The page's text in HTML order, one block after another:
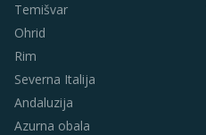
Temišvar
Ohrid
Rim
Severna Italija
Andaluzija
Azurna obala